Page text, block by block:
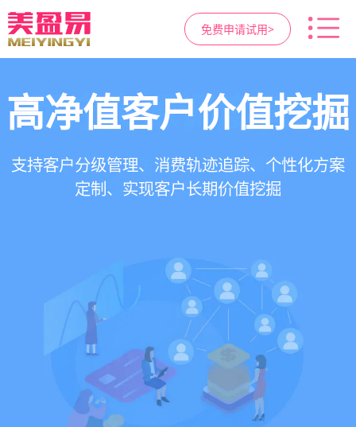
免费申请试用>
智慧医美管理系统
一站式解决医美机构预约、咨询、手术安排、会
员管理、财务核算全流程管理
医疗资源调度管理
支持电子病历、医生排班、手术室管理、智能预
约分配，科学安排医疗资源
高净值客户价值挖掘
支持客户分级管理、消费轨迹追踪、个性化方案
定制、实现客户长期价值挖掘
营销与私域运营
提供小程序商城、私域scrm、项目套餐、裂变分
销多种营销工具，助力获客与转化